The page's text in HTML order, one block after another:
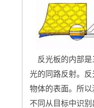
反光板的内部是
光的同路反射。
物体的表面。所
不同从目标中识别